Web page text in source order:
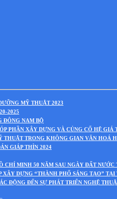
MỸ THUẬT 2023
2025
ĐÔNG NAM BỘ
PHẦN XÂY DỰNG VÀ CỦNG CỐ HỆ
THUẬT TRONG KHÔNG GIAN VĂN HOÁ
GIÁP THÌN 2024
CHÍ MINH 50 NĂM SAU NGÀY ĐẤT NƯỚC
XÂY DỰNG “THÀNH PHỐ SÁNG TẠO”
ĐỘNG ĐẾN SỰ PHÁT TRIỂN NGHỆ